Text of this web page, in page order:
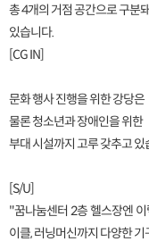
총 4개의 거점 공간으로 구분
있습니다.
[CG IN]
문화 행사 진행을 위한 강당은
물론 청소년과 장애인을 위한
부대 시설까지 고루 갖추고 있
[S/U]
"꿈나눔센터 2층 헬스장엔
이클, 러닝머신까지 다양한